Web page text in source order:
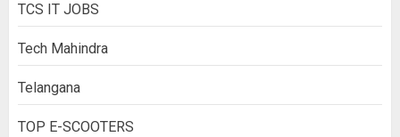
TCS IT JOBS
Tech Mahindra
Telangana
TOP E-SCOOTERS